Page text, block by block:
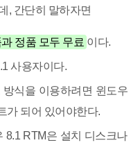
, 간단히 말하자면
정품 모두 무료 이다.
사용자이다.
식을 이용하려면 윈도우
가 되어 있어야한다.
8.1 RTM은 설치 디스크나